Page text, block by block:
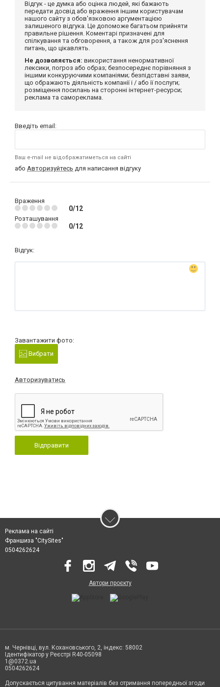
Відгук - це думка або оцінка людей, які бажають
передати досвід або враження іншим користувачам
нашого сайту з обов'язковою аргументацією
залишеного відгука. Це допоможе багатьом прийняти
правильне рішення. Коментарі призначені для
спілкування та обговорення, а також для роз'яснення
питань, що цікавлять.
Не дозволяється: використання ненормативної
лексики, погроз або образ; безпосереднє порівняння з
іншими конкуруючими компаніями; безпідставні заяви,
що ображають діяльність компанії і / або її послуги;
розміщення посилань на сторонні інтернет-ресурси;
реклама та самореклама.
Введіть email:
Ваш e-mail не відображатиметься на сайті
або Авторизуйтесь для написання відгуку
Враження
0/12
Розташування
0/12
Відгук:
Завантажити фото:
Вибрати
Авторизуватись
Відправити
Реклама на сайті
Франшиза "CitySites"
0504262624
Автори проєкту
м. Чернівці, вул. Кохановського, 2, індекс: 58002
Ідентифікатор у Реєстрі R40-05098
1@0372.ua
0504262624
Допускається цитування матеріалів без отримання попередньої згоди